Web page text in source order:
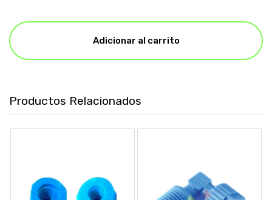
Adicionar al carrito
Productos Relacionados